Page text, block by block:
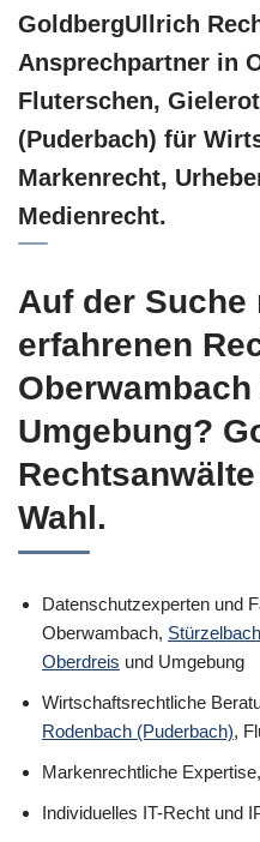
GoldbergUllrich
Ansprechpartner in
Fluterschen,
(Puderbach) für
Markenrecht,
Medienrecht.
Auf der Suche
erfahrenen
Oberwambach
Umgebung?
Wahl.
Datenschutzexperten und
Oberwambach, Stürzelbach
Oberdreis und Umgebung
Wirtschaftsrechtliche
Rodenbach (Puderbach),
Markenrechtliche
Individuelles IT-Recht und